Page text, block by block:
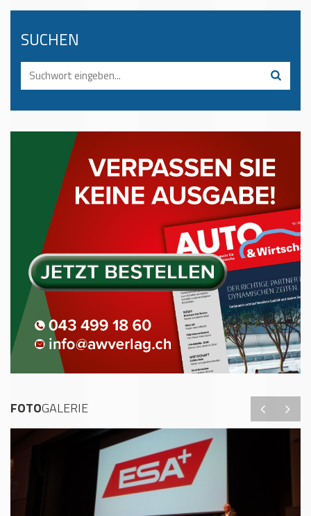
SUCHEN
FOTOGALERIE